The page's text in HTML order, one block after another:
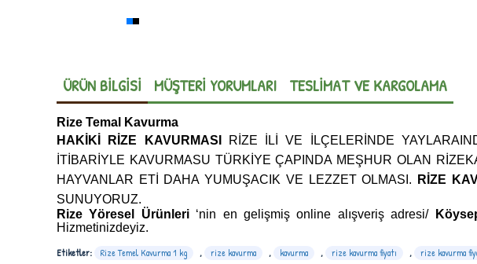
ÜRÜN BILGISI MÜŞTERI YORUMLARI TESLIMAT VE KARGOLAMA
Rize Temal Kavurma
HAKIKI RIZE KAVURMASI
RIZE ILI VE ILÇELERINDE
ITIBARIYLE KAVURMASU TÜRKIYE ÇAPINDA MEŞHUR OLAN
RIZE
HAYVANLAR ETI DAHA YUMUŞACIK VE LEZZET OLMASI.
RIZE
SUNUYORUZ.
Rize Yöresel Ürünleri‘nin en gelişmiş online alışveriş adresi/
Hizmetinizdeyiz.
Etiketler:
Rize Temel Kavurma 1 kg , rize kavurma , kavurma , rize kavurma fiyatı , rize kavurma